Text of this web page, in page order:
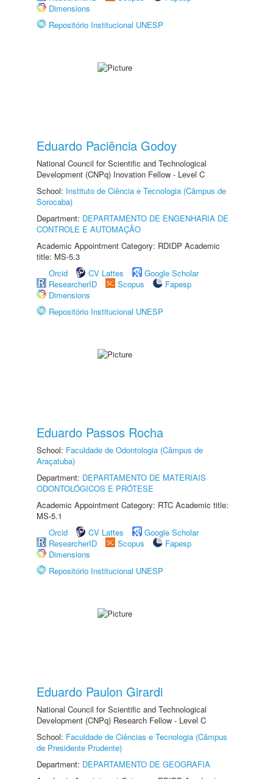
Dimensions
Repositório Institucional UNESP
Eduardo Paciência Godoy
National Council for Scientific and Technological
Development (CNPq) Inovation Fellow - Level C
School: Instituto de Ciência e Tecnologia (Câmpus de
Sorocaba)
Department: DEPARTAMENTO DE ENGENHARIA DE
CONTROLE E AUTOMAÇÃO
Academic Appointment Category: RDIDP Academic
title: MS-5.3
Orcid
CV Lattes
Google Scholar
ResearcherID
Scopus
Fapesp
Dimensions
Repositório Institucional UNESP
Eduardo Passos Rocha
School: Faculdade de Odontologia (Câmpus de
Araçatuba)
Department: DEPARTAMENTO DE MATERIAIS
ODONTOLÓGICOS E PRÓTESE
Academic Appointment Category: RTC Academic title:
MS-5.1
Orcid
CV Lattes
Google Scholar
ResearcherID
Scopus
Fapesp
Dimensions
Repositório Institucional UNESP
Eduardo Paulon Girardi
National Council for Scientific and Technological
Development (CNPq) Research Fellow - Level C
School: Faculdade de Ciências e Tecnologia (Câmpus
de Presidente Prudente)
Department: DEPARTAMENTO DE GEOGRAFIA